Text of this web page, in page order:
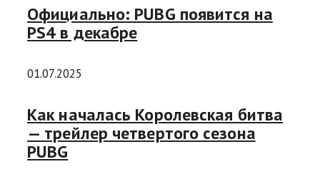
Официально: PUBG появится на
PS4 в декабре
01.07.2025
Как началась Королевская битва
— трейлер четвертого сезона
PUBG